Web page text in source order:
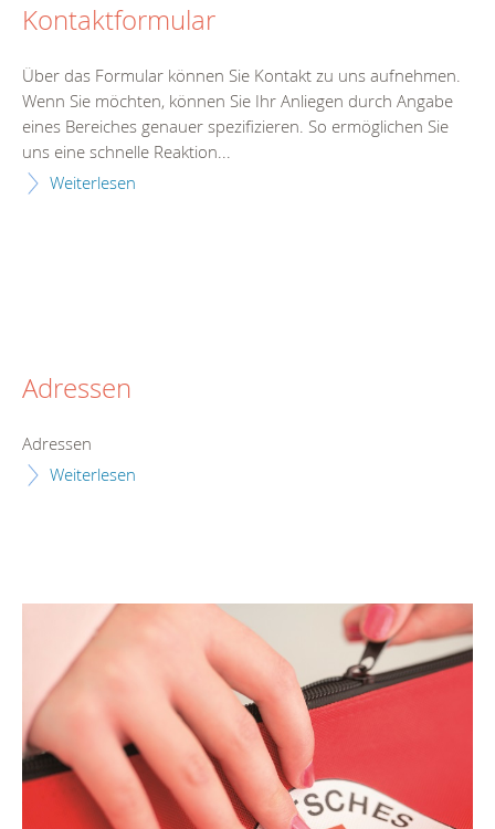
Kontaktformular
Über das Formular können Sie Kontakt zu uns aufnehmen.
Wenn Sie möchten, können Sie Ihr Anliegen durch Angabe
eines Bereiches genauer spezifizieren. So ermöglichen Sie
uns eine schnelle Reaktion...
Weiterlesen
Adressen
Adressen
Weiterlesen